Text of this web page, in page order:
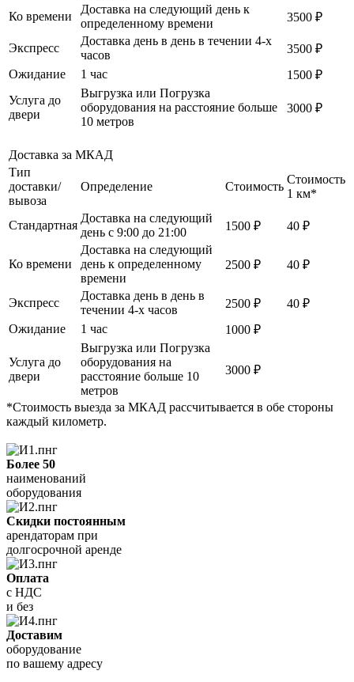
Ко времени
Доставка на следующий день к
определенному времени
3500 ₽
Экспресс
Доставка день в день в течении 4-х
часов
3500 ₽
Ожидание
1 час
1500 ₽
Услуга до
двери
Выгрузка или Погрузка
оборудования на расстояние больше
10 метров
3000 ₽
Доставка за МКАД
Тип
доставки/
вывоза
Определение Стоимость
Стоимость
1 км*
Стандартная
Доставка на следующий
день с 9:00 до 21:00
1500 ₽ 40 ₽
Ко времени
Доставка на следующий
день к определенному
времени
2500 ₽ 40 ₽
Экспресс
Доставка день в день в
течении 4-х часов
2500 ₽
40 ₽
Ожидание
1 час 1000 ₽
Услуга до
двери
Выгрузка или Погрузка
оборудования на
расстояние больше 10
метров
3000 ₽
*Стоимость выезда за МКАД рассчитывается в обе стороны
каждый километр.
Более 50
наименований
оборудования
Скидки постоянным
арендаторам при
долгосрочной аренде
Оплата
с НДС
и без
Доставим
оборудование
по вашему адресу